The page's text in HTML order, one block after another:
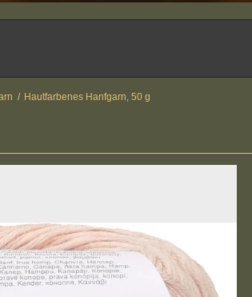
/ Hautfarbenes Hanfgarn, 50 g